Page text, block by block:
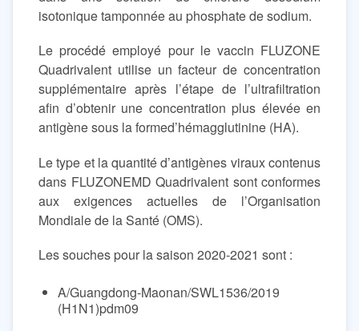
isotonique tamponnée au phosphate de sodium.
Le procédé employé pour le vaccin FLUZONE
Quadrivalent utilise un facteur de concentration
supplémentaire après l’étape de l’ultrafiltration
afin d’obtenir une concentration plus élevée en
antigène sous la formed’hémagglutinine (HA).
Le type et la quantité d’antigènes viraux contenus
dans FLUZONEMD Quadrivalent sont conformes
aux exigences actuelles de l’Organisation
Mondiale de la Santé (OMS).
Les souches pour la saison 2020-2021 sont :
A/Guangdong-Maonan/SWL1536/2019
(H1N1)pdm09